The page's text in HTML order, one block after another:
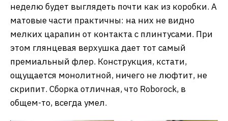
неделю будет выглядеть почти как из коробки. А
матовые части практичны: на них не видно
мелких царапин от контакта с плинтусами. При
этом глянцевая верхушка дает тот самый
премиальный флер. Конструкция, кстати,
ощущается монолитной, ничего не люфтит, не
скрипит. Сборка отличная, что Roborock, в
общем-то, всегда умел.